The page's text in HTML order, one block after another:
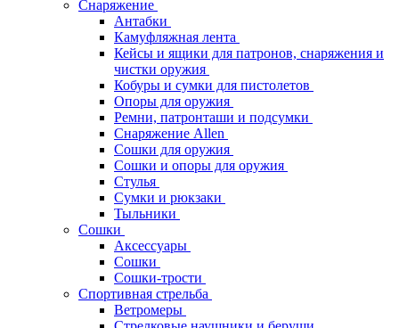
Снаряжение
Антабки
Камуфляжная лента
Кейсы и ящики для патронов, снаряжения и
чистки оружия
Кобуры и сумки для пистолетов
Опоры для оружия
Ремни, патронташи и подсумки
Снаряжение Allen
Сошки для оружия
Сошки и опоры для оружия
Стулья
Сумки и рюкзаки
Тыльники
Сошки
Аксессуары
Сошки
Сошки-трости
Спортивная стрельба
Ветромеры